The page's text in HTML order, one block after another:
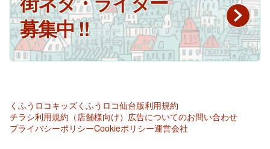
募集中 !!
くふうロコキッズくふうロコ仙台版利用規約
チラシ利用規約（店舗様向け） 広告についてのお問い合わせ
プライバシーポリシーCookieポリシー運営会社